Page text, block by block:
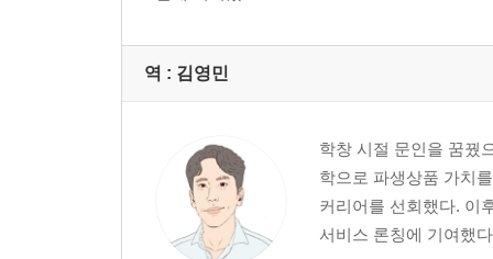
5장 피처 엔지니어링
5.3 데이터 누수
5.4 좋은 피처를 설계하는 방법
역 : 김영민
학창 시절 문인을 꿈꿨
학으로 파생상품 가치
커리어를 선회했다. 이
서비스 론칭에 기여했